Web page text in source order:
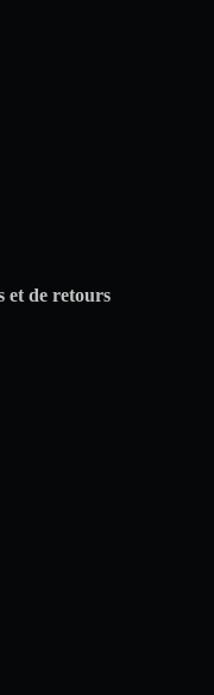
et de retours